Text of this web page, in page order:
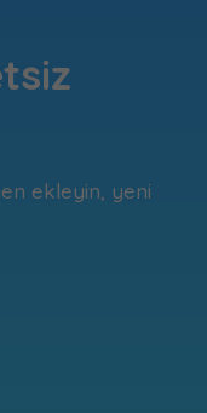
ekleyin, yeni